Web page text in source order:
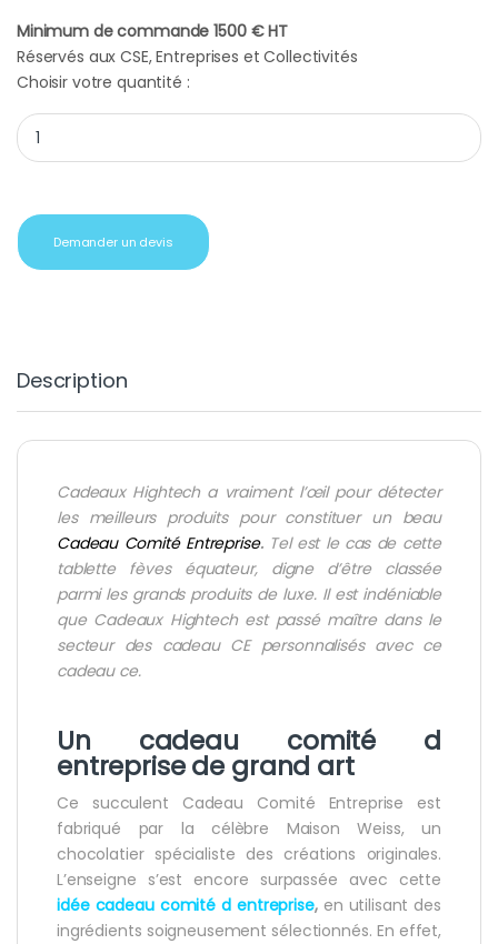
Minimum de commande 1500 € HT
Réservés aux CSE, Entreprises et Collectivités
Choisir votre quantité :
Cadeau CE tablette fèves equateur quantity
Demander un devis
Description
Cadeaux Hightech a vraiment l’œil pour détecter
les meilleurs produits pour constituer un beau
Cadeau Comité Entreprise. Tel est le cas de cette
tablette fèves équateur, digne d’être classée
parmi les grands produits de luxe. Il est indéniable
que Cadeaux Hightech est passé maître dans le
secteur des cadeau CE personnalisés avec ce
cadeau ce.
Un cadeau comité d
entreprise de grand art
Ce succulent Cadeau Comité Entreprise est
fabriqué par la célèbre Maison Weiss, un
chocolatier spécialiste des créations originales.
L’enseigne s’est encore surpassée avec cette
idée cadeau comité d entreprise,en utilisant des
ingrédients soigneusement sélectionnés. En effet,